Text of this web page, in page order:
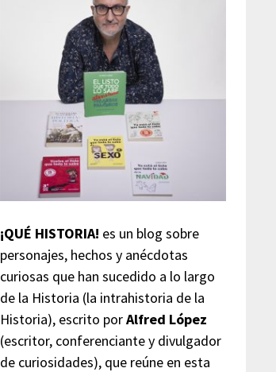
¡QUÉ HISTORIA! es un blog sobre
personajes, hechos y anécdotas
curiosas que han sucedido a lo largo
de la Historia (la intrahistoria de la
Historia), escrito porAlfred López
(escritor, conferenciante y divulgador
de curiosidades), que reúne en esta